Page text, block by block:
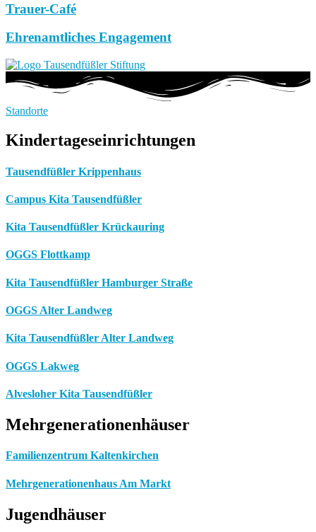
Trauer-Café
Ehrenamtliches Engagement
Standorte
Kindertageseinrichtungen
Tausendfüßler Krippenhaus
Campus Kita Tausendfüßler
Kita Tausendfüßler Krückauring
OGGS Flottkamp
Kita Tausendfüßler Hamburger Straße
OGGS Alter Landweg
Kita Tausendfüßler Alter Landweg
OGGS Lakweg
Alvesloher Kita Tausendfüßler
Mehrgenerationenhäuser
Familienzentrum Kaltenkirchen
Mehrgenerationenhaus Am Markt
Jugendhäuser